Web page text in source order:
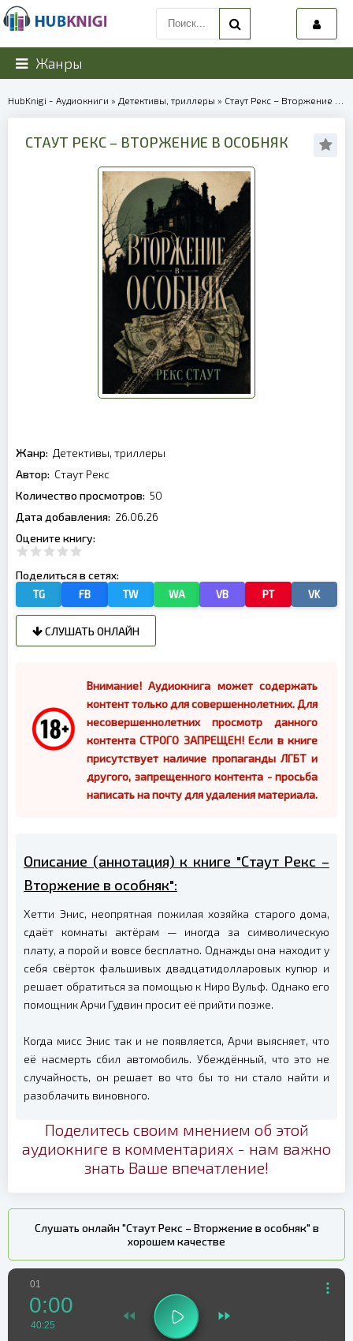
Жанры
HubKnigi - Аудиокниги » Детективы, триллеры » Стаут Рекс – Вторжение в особняк | 40256
СТАУТ РЕКС – ВТОРЖЕНИЕ В ОСОБНЯК
Жанр: Детективы, триллеры
Автор: Стаут Рекс
Количество просмотров: 50
Дата добавления: 26.06.26
Оцените книгу:
Поделиться в сетях:
TG FB TW WA VB PT VK
СЛУШАТЬ ОНЛАЙН
Внимание! Аудиокнига может содержать
контент только для совершеннолетних. Для
несовершеннолетних просмотр данного
контента СТРОГО ЗАПРЕЩЕН! Если в книге
присутствует наличие пропаганды ЛГБТ и
другого, запрещенного контента - просьба
написать на почту для удаления материала.
Описание (аннотация) к книге "Стаут Рекс –
Вторжение в особняк":
Хетти Энис, неопрятная пожилая хозяйка старого дома,
сдаёт комнаты актёрам — иногда за символическую
плату, а порой и вовсе бесплатно. Однажды она находит у
себя свёрток фальшивых двадцатидолларовых купюр и
решает обратиться за помощью к Ниро Вульф. Однако его
помощник Арчи Гудвин просит её прийти позже.
Когда мисс Энис так и не появляется, Арчи выясняет, что
её насмерть сбил автомобиль. Убеждённый, что это не
случайность, он решает во что бы то ни стало найти и
разоблачить виновного.
Поделитесь своим мнением об этой
аудиокниге в комментариях - нам важно
знать Ваше впечатление!
Слушать онлайн "Стаут Рекс – Вторжение в особняк" в
хорошем качестве
01
0:00
40:25